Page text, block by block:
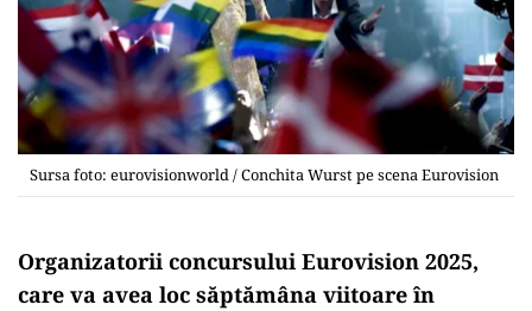
Sursa foto: eurovisionworld / Conchita Wurst pe scena Eurovision
Organizatorii concursului Eurovision 2025,
care va avea loc săptămâna viitoare în